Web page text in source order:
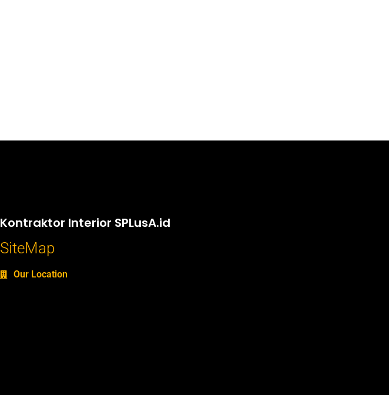
Kontraktor Interior SPLusA.id
SiteMap
Our Location